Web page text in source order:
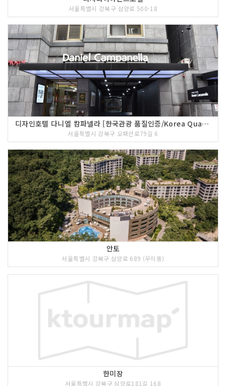
서울특별시 강북구 삼양로 500-18
디자인호텔 다니엘 캄파넬라 [한국관광 품질인증/Korea Quality]
서울특별시 강북구 오패산로79길 6
안토
서울특별시 강북구 삼양로 689 (우이동)
한미장
서울특별시 강북구 삼양로181길 168